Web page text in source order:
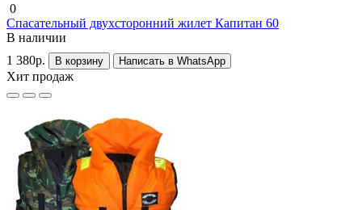
0
Спасательный двухсторонний жилет Капитан 60
В наличии
1 380р.
В корзину Написать в WhatsApp
Хит продаж